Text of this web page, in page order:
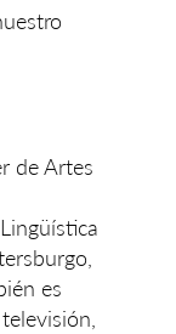
de Artes
es